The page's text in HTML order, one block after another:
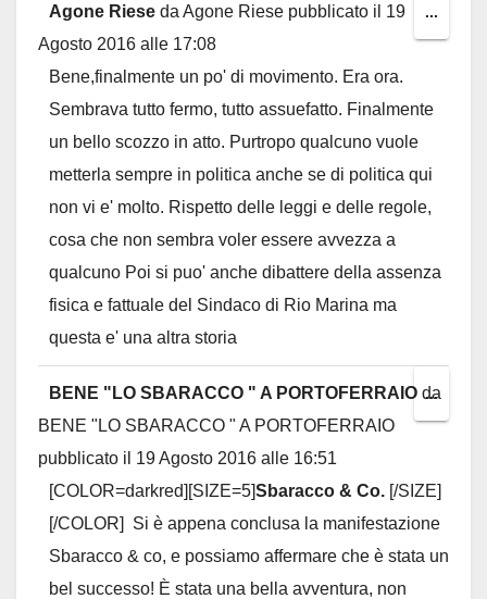
Agone Riese da Agone Riese pubblicato il 19
Agosto 2016 alle 17:08
Bene,finalmente un po' di movimento. Era ora.
Sembrava tutto fermo, tutto assuefatto. Finalmente
un bello scozzo in atto. Purtropo qualcuno vuole
metterla sempre in politica anche se di politica qui
non vi e' molto. Rispetto delle leggi e delle regole,
cosa che non sembra voler essere avvezza a
qualcuno Poi si puo' anche dibattere della assenza
fisica e fattuale del Sindaco di Rio Marina ma
questa e' una altra storia
...
this
BENE "LO SBARACCO " A PORTOFERRAIO da
BENE "LO SBARACCO " A PORTOFERRAIO
pubblicato il 19 Agosto 2016 alle 16:51
[COLOR=darkred][SIZE=5]Sbaracco & Co. [/SIZE]
[/COLOR]
Si è appena conclusa la manifestazione
Sbaracco & co, e possiamo affermare che è stata un
bel successo! È stata una bella avventura, non
...Toggle
this